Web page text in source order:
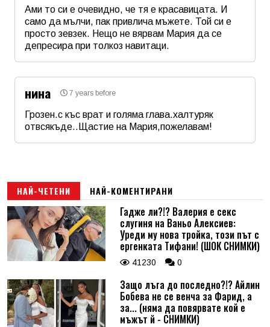
Ами то си е очевидно, че тя е красавицата. И
само да мълчи, пак привлича мъжете. Той си е
просто зевзек. Нещо не вярвам Мария да се
депресира при толкоз навитаци.
нина 7 years before
Грозен.с къс врат и голяма глава.халтуряк
отвсякъде..Щастие на Мария,пожелавам!
Email
Коментар*
НАЙ-ЧЕТЕНИ НАЙ-КОМЕНТИРАНИ
Гадже ли?!? Валерия е секс
слугиня на Ваньо Алексиев:
Уреди му нова тройка, този път с
ергенката Тифани! (ШОК СНИМКИ)
41230 0
Защо лъга до последно?!? Айлин
Бобева не се венча за Фарид, а
за... (няма да повярвате кой е
мъжът й - СНИМКИ)